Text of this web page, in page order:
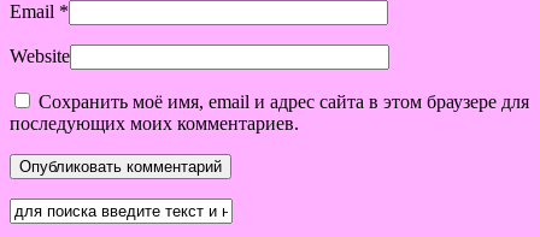
Email *
Website
Сохранить моё имя, email и адрес сайта в этом браузере для
последующих моих комментариев.